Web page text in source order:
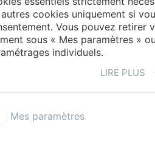
DE SOL
cookies uniquement si
Vous pouvez retirer
sous « Mes paramètres »
individuels.
LIRE PLUS
Mes paramètres